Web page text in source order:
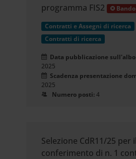
programma FIS2
Contratti e Assegni di ricerca
Contratti di ricerca
Data pubblicazione
2025
Scadenza presentazione
2025
Numero posti: 4
Selezione CdR11/25 per il
conferimento di n. 1